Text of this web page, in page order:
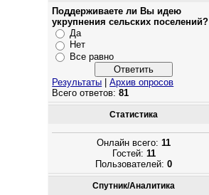
Поддерживаете ли Вы идею
укрупнения сельских поселений?
Да
Нет
Все равно
Результаты |Архив опросов
Всего ответов:81
Статистика
Онлайн всего:11
Гостей: 11
Пользователей:0
Спутник/Аналитика